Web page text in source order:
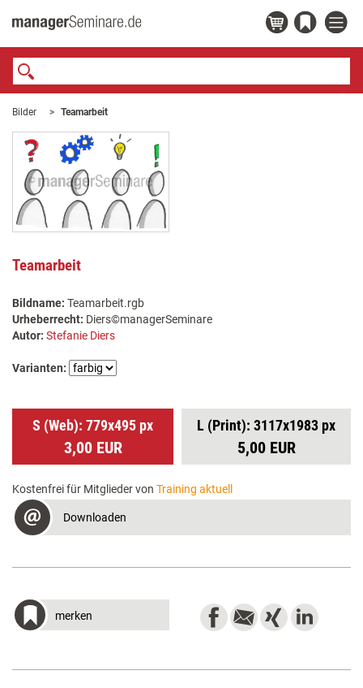
Bilder Teamarbeit
Teamarbeit
Bildname: Teamarbeit.rgb
Urheberrecht: Diers©managerSeminare
Autor: Stefanie Diers
Varianten:
S (Web): 779x495 px
3,00 EUR
L (Print): 3117x1983 px
5,00 EUR
Kostenfrei für Mitglieder von Training aktuell
Downloaden
merken